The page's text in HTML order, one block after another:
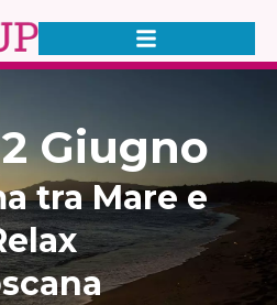
Giugno
tra Mare e